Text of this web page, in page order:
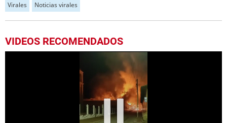
Virales Noticias virales
VIDEOS RECOMENDADOS